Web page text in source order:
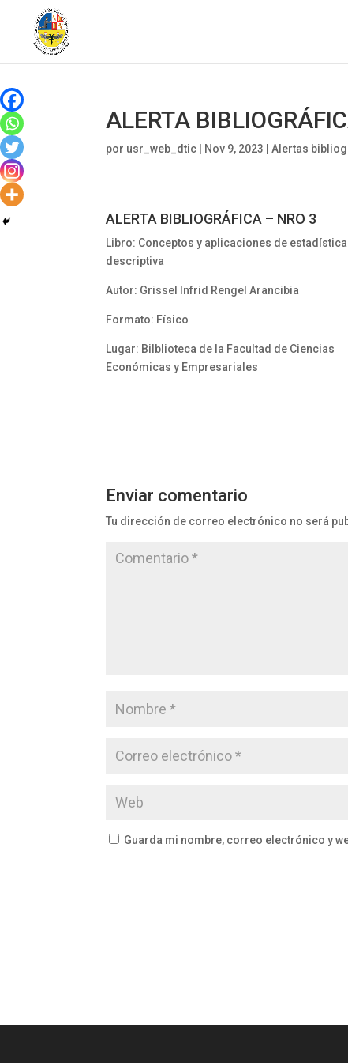
ALERTA
por usr_web_dtic Nov 9, 2023 |Alertas
ALERTA BIBLIOGRÁFICA – NRO 3
Libro: Conceptos y aplicaciones de estadística
descriptiva
Autor: Grissel Infrid Rengel Arancibia
Formato: Físico
Lugar: Bilblioteca de la Facultad de Ciencias
Económicas y Empresariales
Enviar comentario
Tu dirección de correo electrónico no será
Guarda mi nombre, correo electrónico y